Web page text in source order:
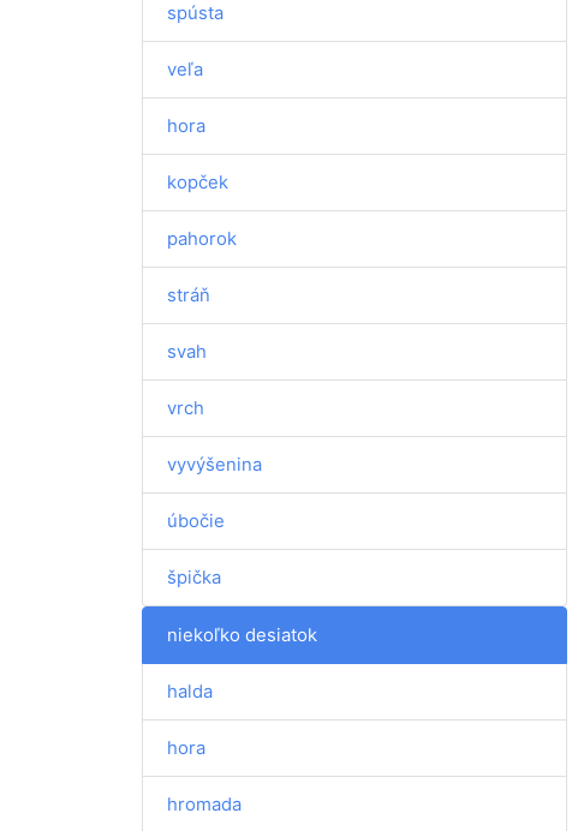
spústa
veľa
hora
kopček
pahorok
stráň
svah
vrch
vyvýšenina
úbočie
špička
niekoľko desiatok
halda
hora
hromada